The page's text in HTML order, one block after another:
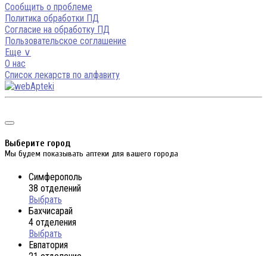
Сообщить о проблеме
Политика обработки ПД
Согласие на обработку ПД
Пользовательское соглашение
Еще ∨
О нас
Список лекарств по алфавиту
Выберите город
Мы будем показывать аптеки для вашего города
Симферополь
38 отделений
Выбрать
Бахчисарай
4 отделения
Выбрать
Евпатория